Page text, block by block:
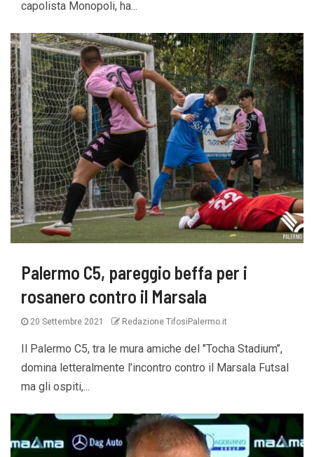
capolista Monopoli, ha...
Palermo C5, pareggio beffa per i
rosanero contro il Marsala
20 Settembre 2021 Redazione TifosiPalermo.it
Il Palermo C5, tra le mura amiche del "Tocha Stadium’’,
domina letteralmente l’incontro contro il Marsala Futsal
ma gli ospiti,...